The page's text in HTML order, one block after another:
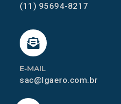
E-MAIL
sac@lgaero.com.br
(11) 95694-8217